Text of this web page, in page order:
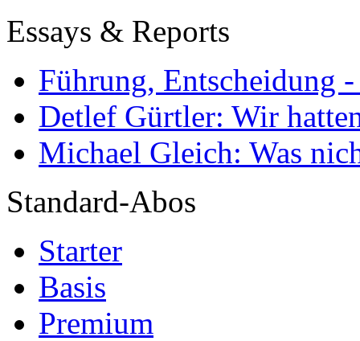
Essays & Reports
Führung, Entscheidung
Detlef Gürtler: Wir
Michael Gleich: Was
Standard-Abos
Starter
Basis
Premium